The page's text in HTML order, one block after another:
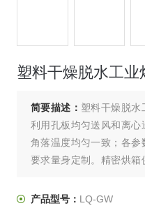
塑料干燥脱水工业
简要描述： 塑料干燥脱水
利用孔板均匀送风和离
角落温度均匀一致；各
要求量身定制。精密烘
产品型号： LQ-GW